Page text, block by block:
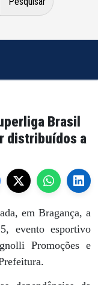
Brasil
distribuídos a
em Bragança, a
evento esportivo
Promoções e